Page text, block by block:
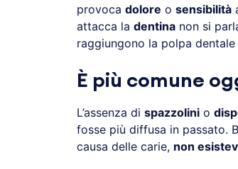
provoca dolore o sensibilità
attacca la dentina non si
raggiungono la polpa dentale
È più comune
L’assenza di spazzolini o
fosse più diffusa in passato.
causa delle carie, non